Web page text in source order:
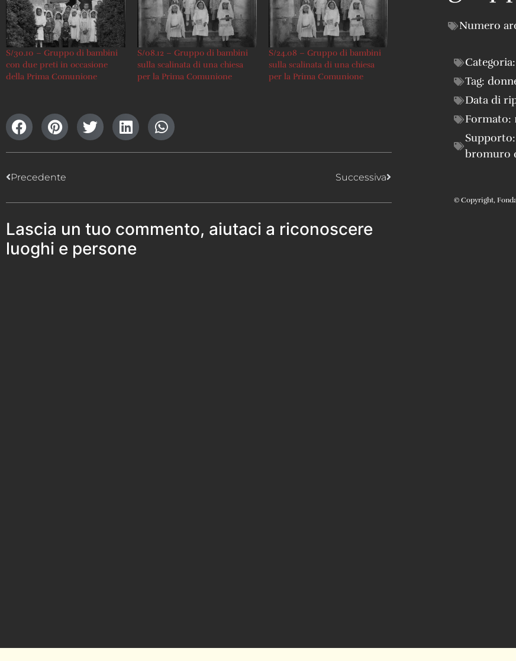
S/30.10 – Gruppo di bambini
con due preti in occasione
della Prima Comunione
S/08.12 – Gruppo di bambini
sulla scalinata di una chiesa
per la Prima Comunione
S/24.08 – Gruppo di bambini
sulla scalinata di una chiesa
per la Prima Comunione
Precedente Successiva
Lascia un tuo commento, aiutaci a riconoscere
luoghi e persone
Numero
Categoria:
Tag:
Data di
Formato:
Supporto:
bromuro
© Copyright,